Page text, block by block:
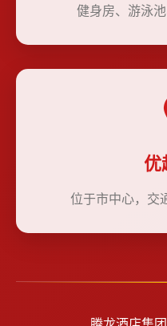
健身房、游泳
优
位于市中心，交